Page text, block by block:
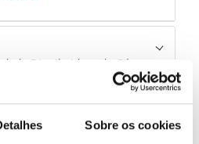
Sobre os cookies
Distribuidora de Gás